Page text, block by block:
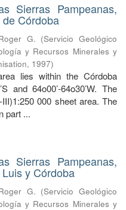
Sierras Pampeanas,
Córdoba
G. (Servicio Geológico
y Recursos Minerales y
, 1997)
lies within the Córdoba
and 64o00’-64o30’W. The
000 sheet area. The
part ...
Sierras Pampeanas,
y Córdoba
G. (Servicio Geológico
y Recursos Minerales y